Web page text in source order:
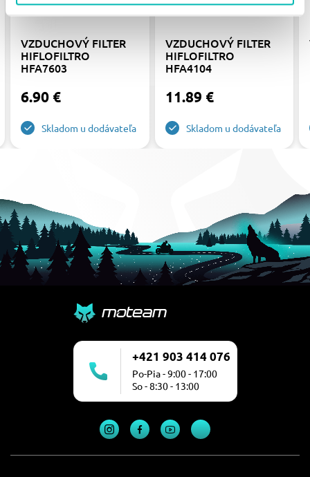
VZDUCHOVÝ FILTER
HIFLOFILTRO
HFA7603
6.90 €
Skladom u dodávateľa
VZDUCHOVÝ FILTER
HIFLOFILTRO
HFA4104
11.89 €
Skladom u dodávateľa
+421 903 414 076
Po-Pia - 9:00 - 17:00
So - 8:30 - 13:00